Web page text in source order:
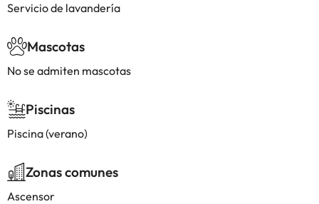
Servicio de lavandería
Mascotas
No se admiten mascotas
Piscinas
Piscina (verano)
Zonas comunes
Ascensor